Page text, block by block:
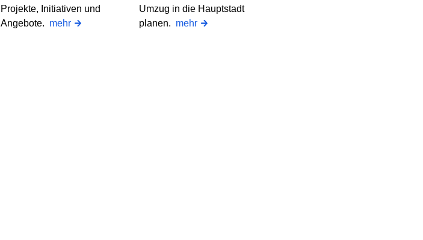
Projekte, Initiativen und
Angebote. mehr
Umzug in die Hauptstadt
planen. mehr